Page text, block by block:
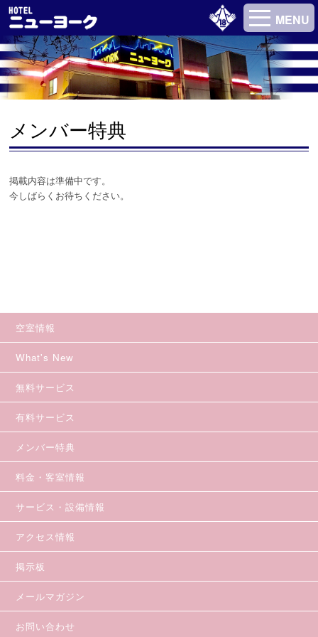
MENU
メンバー特典
掲載内容は準備中です。
今しばらくお待ちください。
空室情報
What's New
無料サービス
有料サービス
メンバー特典
料金・客室情報
サービス・設備情報
アクセス情報
掲示板
メールマガジン
お問い合わせ